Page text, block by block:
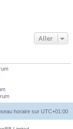
Aller
horaire sur UTC+01:00